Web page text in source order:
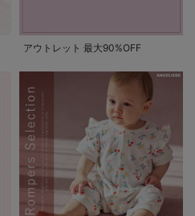
アウトレット 最大90%OFF